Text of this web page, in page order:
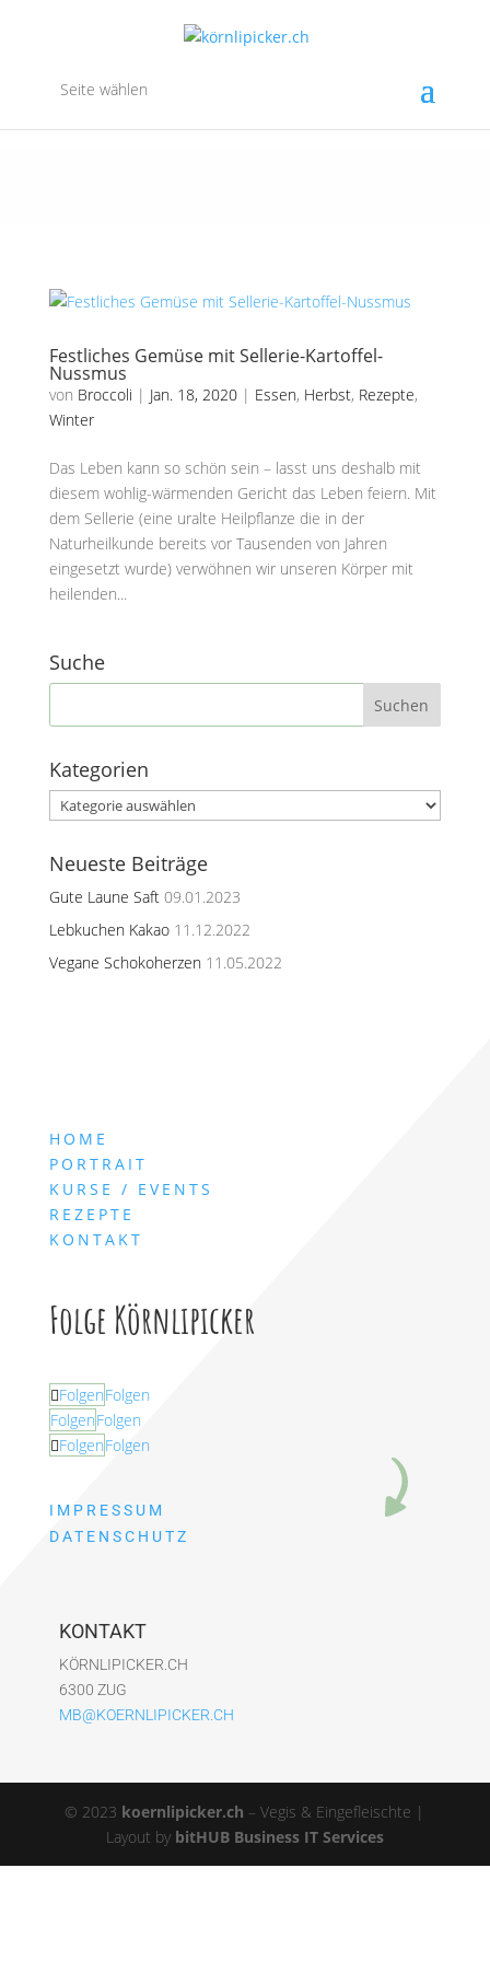
Seite wählen
Festliches Gemüse mit Sellerie-Kartoffel-
Nussmus
von Broccoli | Jan. 18, 2020| Essen, Herbst, Rezepte,
Winter
Das Leben kann so schön sein – lasst uns deshalb mit
diesem wohlig-wärmenden Gericht das Leben feiern. Mit
dem Sellerie (eine uralte Heilpflanze die in der
Naturheilkunde bereits vor Tausenden von Jahren
eingesetzt wurde) verwöhnen wir unseren Körper mit
heilenden...
Suche
Kategorien
Kategorien
Neueste Beiträge
Gute Laune Saft 09.01.2023
Lebkuchen Kakao 11.12.2022
Vegane Schokoherzen 11.05.2022
HOME
PORTRAIT
KURSE / EVENTS
REZEPTE
KONTAKT
Folge Körnlipicker
FolgenFolgen
FolgenFolgen
FolgenFolgen
IMPRESSUM
DATENSCHUTZ
KONTAKT
KÖRNLIPICKER.CH
6300 ZUG
MB@KOERNLIPICKER.CH
© 2023 koernlipicker.ch – Vegis & Eingefleischte |
Layout by bitHUB Business IT Services